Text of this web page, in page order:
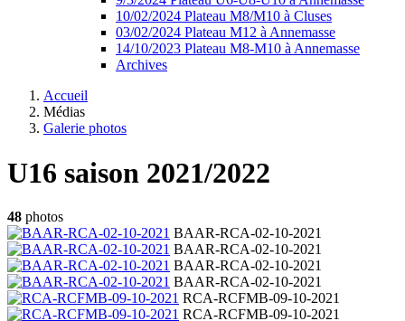
10/02/2024 Plateau M8/M10 à Cluses
03/02/2024 Plateau M12 à Annemasse
14/10/2023 Plateau M8-M10 à Annemasse
Archives
Accueil
Médias
Galerie photos
U16 saison 2021/2022
48 photos
BAAR-RCA-02-10-2021
BAAR-RCA-02-10-2021
BAAR-RCA-02-10-2021
BAAR-RCA-02-10-2021
RCA-RCFMB-09-10-2021
RCA-RCFMB-09-10-2021